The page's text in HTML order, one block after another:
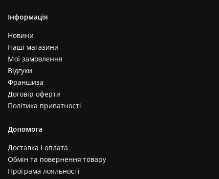
Інформація
Новини
Наші магазини
Мої замовлення
Відгуки
Франшиза
Договір оферти
Політика приватності
Допомога
Доставка і оплата
Обмін та повернення товару
Програма лояльності